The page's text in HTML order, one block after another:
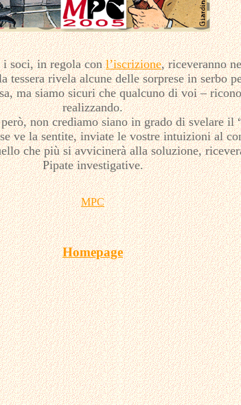
i soci, in regola conl’iscrizione, riceveranno
tessera rivela alcune delle sorprese in serbo
ma siamo sicuri che qualcuno di voi –
realizzando.
non crediamo siano in grado di svelare il
ve la sentite, inviate le vostre intuizioni al
che più si avvicinerà alla soluzione,
Pipate investigative.
MPC
Homepage